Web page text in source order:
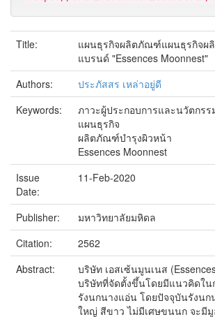
Title:
แผนธุรกิจผลิตภัณฑ์แผนธุรกิจผ
แบรนด์ "Essences Moonnest"
Authors:
ประภัสสร เหล่าอยู่ดี
Keywords:
ภาวะผู้ประกอบการและนวัตกรร
แผนธุรกิจ
ผลิตภัณฑ์บำรุงผิวหน้า
Essences Moonnest
Issue
Date:
11-Feb-2020
Publisher:
มหาวิทยาลัยมหิดล
Citation:
2562
Abstract:
บริษัท เอสเซ้นมูนเนส
บริษัทที่จัดตั้งขึ้นโดยมีแนวคิดใน
รังนกนางแอ่น โดยปัจจุบันรังน
ใหญ่ สีขาว ไม่มีเศษขนนก จะมี